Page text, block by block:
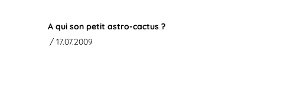
A qui son petit astro-cactus ?
/ 17.07.2009